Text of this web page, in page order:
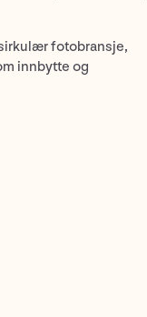
fotobransje,
innbytte og